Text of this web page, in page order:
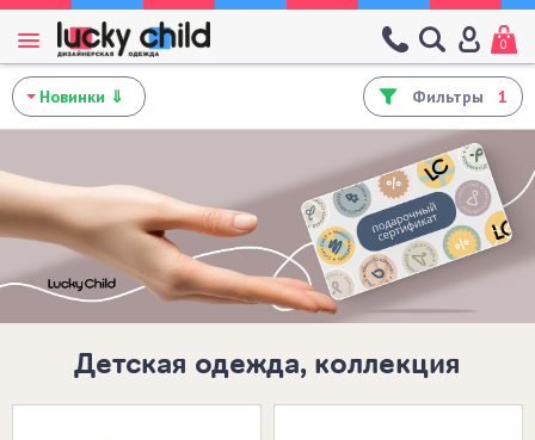
0
Фильтры 1
Детская одежда, коллекция